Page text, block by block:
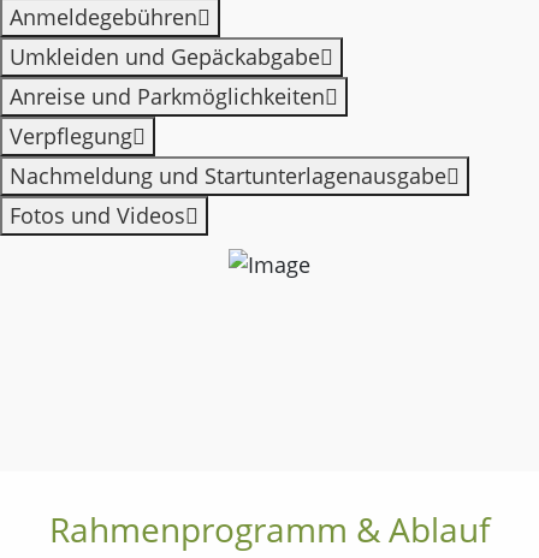
Anmeldegebühren
Umkleiden und Gepäckabgabe
Anreise und Parkmöglichkeiten
Verpflegung
Nachmeldung und Startunterlagenausgabe
Fotos und Videos
Rahmenprogramm & Ablauf